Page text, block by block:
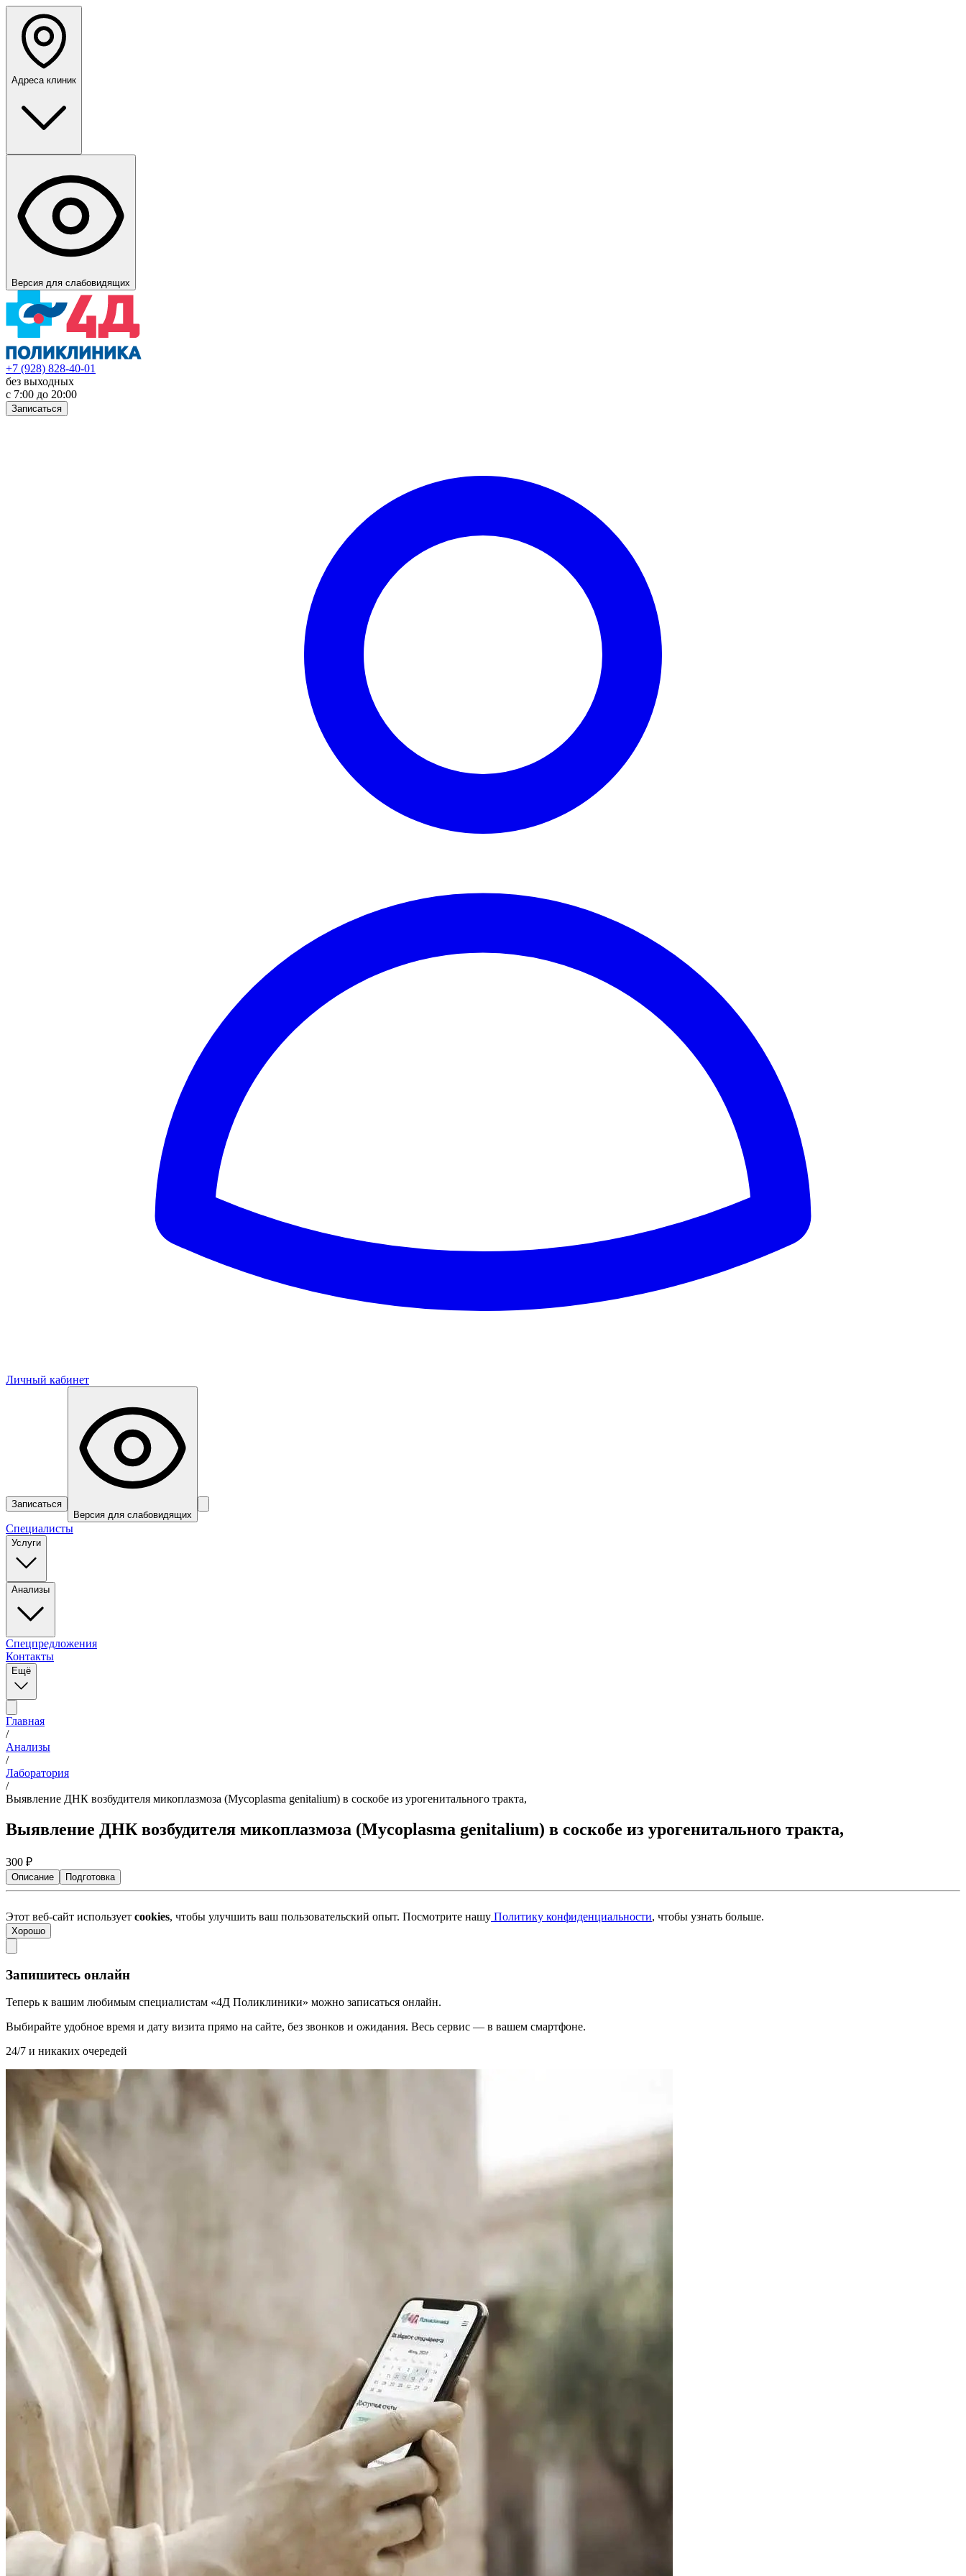
Адреса клиник
Версия для слабовидящих
+7 (928) 828-40-01
без выходных
с 7:00 до 20:00
Записаться
Личный кабинет
Записаться
Версия для слабовидящих
Специалисты
Услуги
Анализы
Спецпредложения
Контакты
Ещё
Главная
/
Анализы
/
Лаборатория
/
Выявление ДНК возбудителя микоплазмоза (Mycoplasma genitalium) в соскобе из урогенитального тракта,
Выявление ДНК возбудителя микоплазмоза (Mycoplasma genitalium) в соскобе из урогенитального тракта,
300 ₽
Описание Подготовка
Этот веб-сайт использует cookies, чтобы улучшить ваш пользовательский опыт. Посмотрите нашу Политику конфиденциальности, чтобы узнать больше.
Хорошо
Запишитесь онлайн
Теперь к вашим любимым специалистам «4Д Поликлиники» можно записаться онлайн.
Выбирайте удобное время и дату визита прямо на сайте, без звонков и ожидания. Весь сервис — в вашем смартфоне.
24/7 и никаких очередей